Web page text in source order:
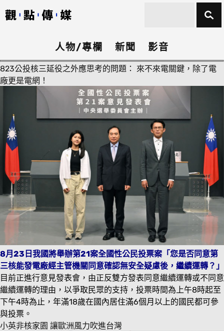
人物/專欄 新聞 影音
823公投核三延役之外應思考的問題： 來不來電關鍵，除了電
廠更是電網！
8月23日我國將舉辦第21案全國性公民投票案「您是否同意第
三核能發電廠經主管機關同意確認無安全疑慮後，繼續運轉？」
目前正進行意見發表會，由正反雙方發表同意繼續運轉或不同意
繼續運轉的理由，以爭取民眾的支持，投票時間為上午8時起至
下午4時為止，年滿18歲在國內居住滿6個月以上的國民都可參
與投票。
小英非核家園 讓歐洲風力吹進台灣